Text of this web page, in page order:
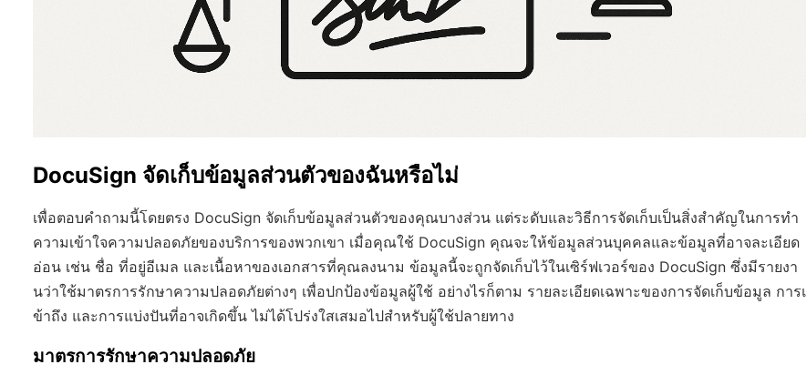
DocuSign จัดเก็บข้อมูลส่วนตัวของฉันหรือไม่
เพื่อตอบคำถามนี้โดยตรง DocuSign จัดเก็บข้อมูลส่วนตัวของคุณบางส่วน แต่ระดับและวิธีการจัดเก็บเป็นสิ่งสำคัญในการทำ
ความเข้าใจความปลอดภัยของบริการของพวกเขา เมื่อคุณใช้ DocuSign คุณจะให้ข้อมูลส่วนบุคคลและข้อมูลที่อาจละเอียด
อ่อน เช่น ชื่อ ที่อยู่อีเมล และเนื้อหาของเอกสารที่คุณลงนาม ข้อมูลนี้จะถูกจัดเก็บไว้ในเซิร์ฟเวอร์ของ DocuSign ซึ่งมีรายงา
นว่าใช้มาตรการรักษาความปลอดภัยต่างๆ เพื่อปกป้องข้อมูลผู้ใช้ อย่างไรก็ตาม รายละเอียดเฉพาะของการจัดเก็บข้อมูล การเ
ข้าถึง และการแบ่งปันที่อาจเกิดขึ้น ไม่ได้โปร่งใสเสมอไปสำหรับผู้ใช้ปลายทาง
มาตรการรักษาความปลอดภัย